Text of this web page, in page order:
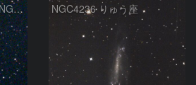
夜空は宝石箱(りゅう座 NGC6503) Seestar50 NGC4236 りゅう座